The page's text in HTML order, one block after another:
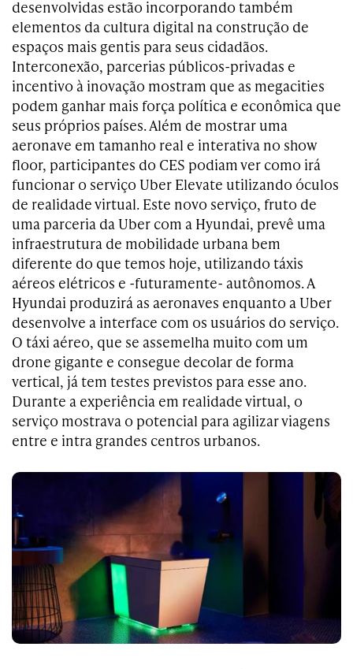
desenvolvidas estão incorporando também
elementos da cultura digital na construção de
espaços mais gentis para seus cidadãos.
Interconexão, parcerias públicos-privadas e
incentivo à inovação mostram que as megacities
podem ganhar mais força política e econômica que
seus próprios países. Além de mostrar uma
aeronave em tamanho real e interativa no show
floor, participantes do CES podiam ver como irá
funcionar o serviço Uber Elevate utilizando óculos
de realidade virtual. Este novo serviço, fruto de
uma parceria da Uber com a Hyundai, prevê uma
infraestrutura de mobilidade urbana bem
diferente do que temos hoje, utilizando táxis
aéreos elétricos e -futuramente- autônomos. A
Hyundai produzirá as aeronaves enquanto a Uber
desenvolve a interface com os usuários do serviço.
O táxi aéreo, que se assemelha muito com um
drone gigante e consegue decolar de forma
vertical, já tem testes previstos para esse ano.
Durante a experiência em realidade virtual, o
serviço mostrava o potencial para agilizar viagens
entre e intra grandes centros urbanos.